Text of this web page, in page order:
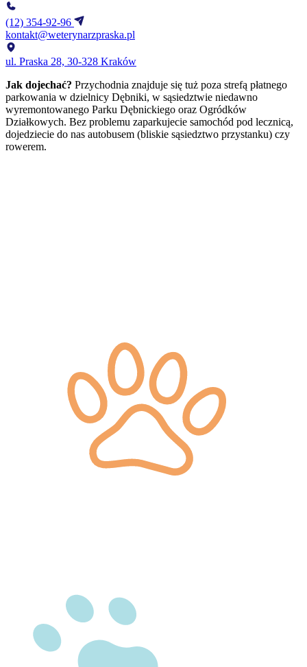
(12) 354-92-96
kontakt@weterynarzpraska.pl
ul. Praska 28, 30-328 Kraków
Jak dojechać? Przychodnia znajduje się tuż poza strefą płatnego
parkowania w dzielnicy Dębniki, w sąsiedztwie niedawno
wyremontowanego Parku Dębnickiego oraz Ogródków
Działkowych. Bez problemu zaparkujecie samochód pod lecznicą,
dojedziecie do nas autobusem (bliskie sąsiedztwo przystanku) czy
rowerem.